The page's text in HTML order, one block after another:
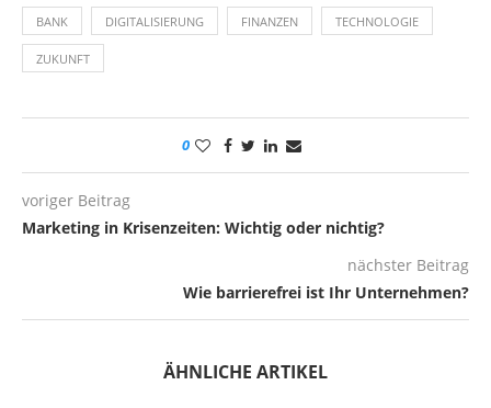
BANK DIGITALISIERUNG FINANZEN TECHNOLOGIE
ZUKUNFT
0
voriger Beitrag
Marketing in Krisenzeiten: Wichtig oder nichtig?
nächster Beitrag
Wie barrierefrei ist Ihr Unternehmen?
ÄHNLICHE ARTIKEL